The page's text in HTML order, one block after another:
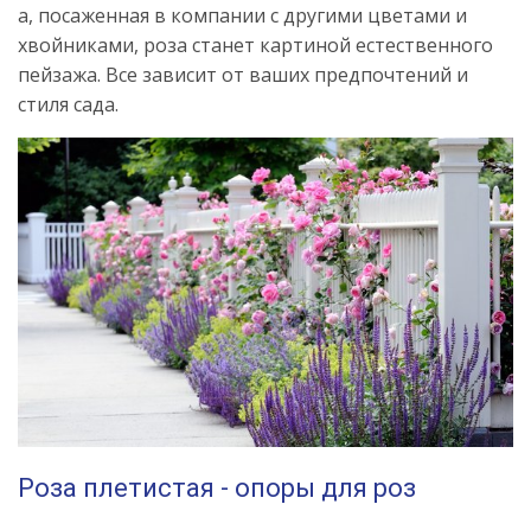
а, посаженная в компании с другими цветами и
хвойниками, роза станет картиной естественного
пейзажа. Все зависит от ваших предпочтений и
стиля сада.
Роза плетистая - опоры для роз